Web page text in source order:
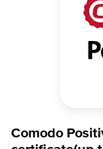
Comodo